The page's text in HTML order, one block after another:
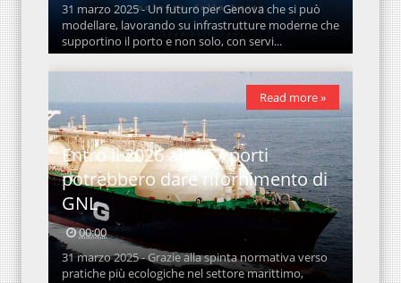
31 marzo 2025 - Un futuro per Genova che si può
modellare, lavorando su infrastrutture moderne che
supportino il porto e non solo, con servi...
Entro il 2026 altri 57 porti
potrebbero dare rifornimento di
GNL
00:00
31 marzo 2025 - Grazie alla spinta normativa verso
pratiche più ecologiche nel settore marittimo,
Read more »